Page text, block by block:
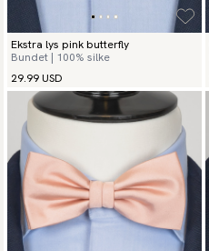
Ekstra lys pink butterfly
Bundet | 100% silke
29.99 USD